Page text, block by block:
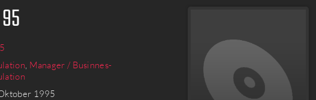
Veranstaltungsorte
, Manager / Businnes-
1995